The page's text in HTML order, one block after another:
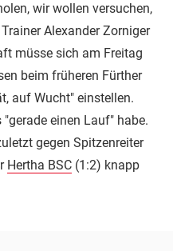
wir wollen versuchen,
Alexander Zorniger
müsse sich am Freitag
beim früheren Fürther
auf Wucht" einstellen.
einen Lauf" habe.
gegen Spitzenreiter
Hertha BSC (1:2) knapp